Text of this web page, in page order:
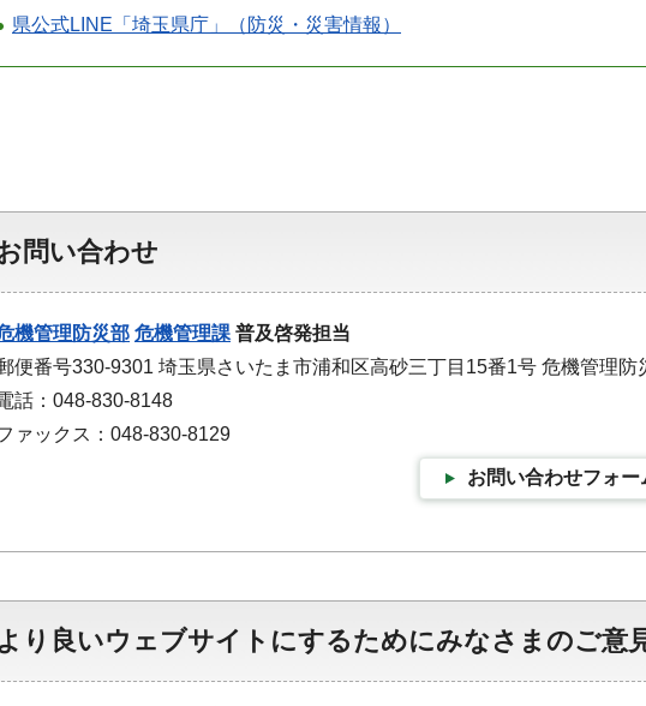
県公式LINE「埼玉県庁」（防災・災害情報）
問い合わせ
機管理防災部 危機管理課普及啓発担当
便番号330-9301 埼玉県さいたま市浦和区高砂三丁目15番1号 危機管理防
話：048-830-8148
ァックス：048-830-8129
お問い合わせフォー
り良いウェブサイトにするためにみなさまのご意